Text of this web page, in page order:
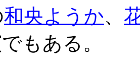
和央ようか、
もある。